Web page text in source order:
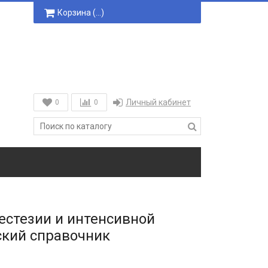
Корзина ( )
0 0 Личный кабинет
и интенсивной
справочник